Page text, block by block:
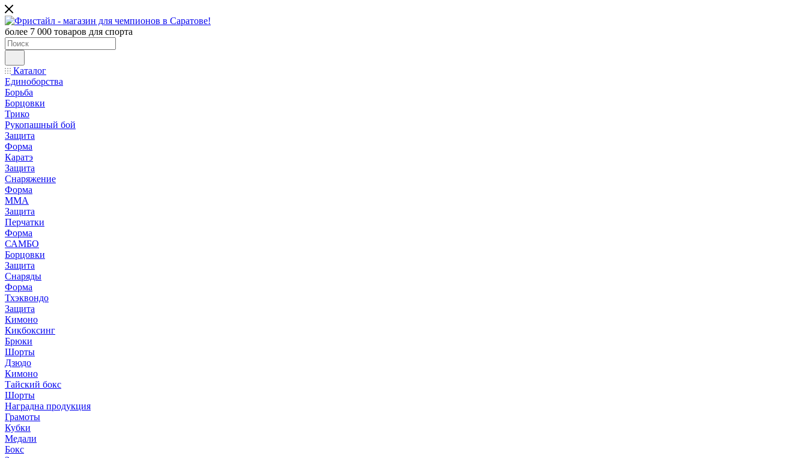
более 7 000 товаров для спорта
Каталог
Единоборства
Борьба
Борцовки
Трико
Рукопашный бой
Защита
Форма
Каратэ
Защита
Снаряжение
Форма
ММА
Защита
Перчатки
Форма
САМБО
Борцовки
Защита
Снаряды
Форма
Тхэквондо
Защита
Кимоно
Кикбоксинг
Брюки
Шорты
Дзюдо
Кимоно
Тайский бокс
Шорты
Наградна продукция
Грамоты
Кубки
Медали
Бокс